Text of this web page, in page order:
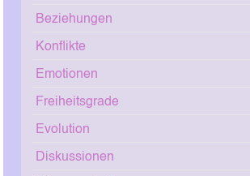
Beziehungen
Konflikte
Emotionen
Freiheitsgrade
Evolution
Diskussionen